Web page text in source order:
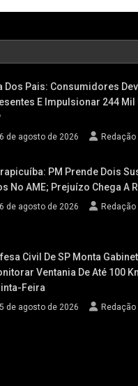
Dos Pais: Consumidores
E Impulsionar 244
de agosto de 2026 Redação
PM Prende Dois
No AME; Prejuízo Chega A
de agosto de 2026 Redação
Civil De SP Monta
Ventania De Até 100
Feira
de agosto de 2026 Redação